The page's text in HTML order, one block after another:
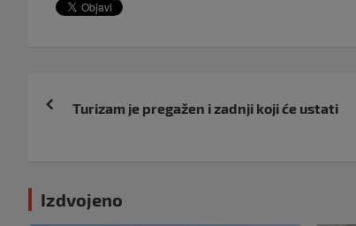
Navigacija
Turizam je pregažen i zadnji koji će ustati
Izdvojeno